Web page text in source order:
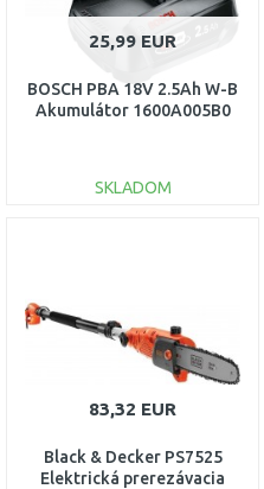
25,99 EUR
BOSCH PBA 18V 2.5Ah W-B
Akumulátor 1600A005B0
SKLADOM
83,32 EUR
Black & Decker PS7525
Elektrická prerezávacia